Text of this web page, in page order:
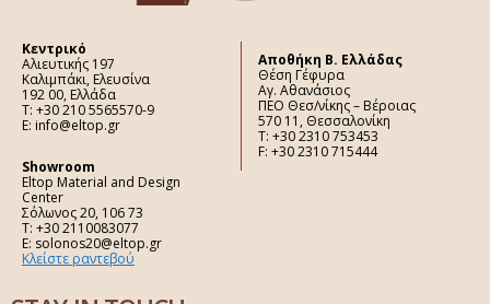
Κεντρικό
Αλιευτικής 197
Καλιμπάκι, Ελευσίνα
192 00, Ελλάδα
Τ: +30 210 5565570-9
E: info@eltop.gr
Showroom
Eltop Material and Design
Center
Σόλωνος 20, 106 73
Τ: +30 2110083077
E: solonos20@eltop.gr
Κλείστε ραντεβού
Aποθήκη Β. Ελλάδας
Θέση Γέφυρα
Αγ. Αθανάσιος
ΠΕΟ Θεσ/νίκης – Βέροιας
570 11, Θεσσαλονίκη
Τ: +30 2310 753453
F: +30 2310 715444